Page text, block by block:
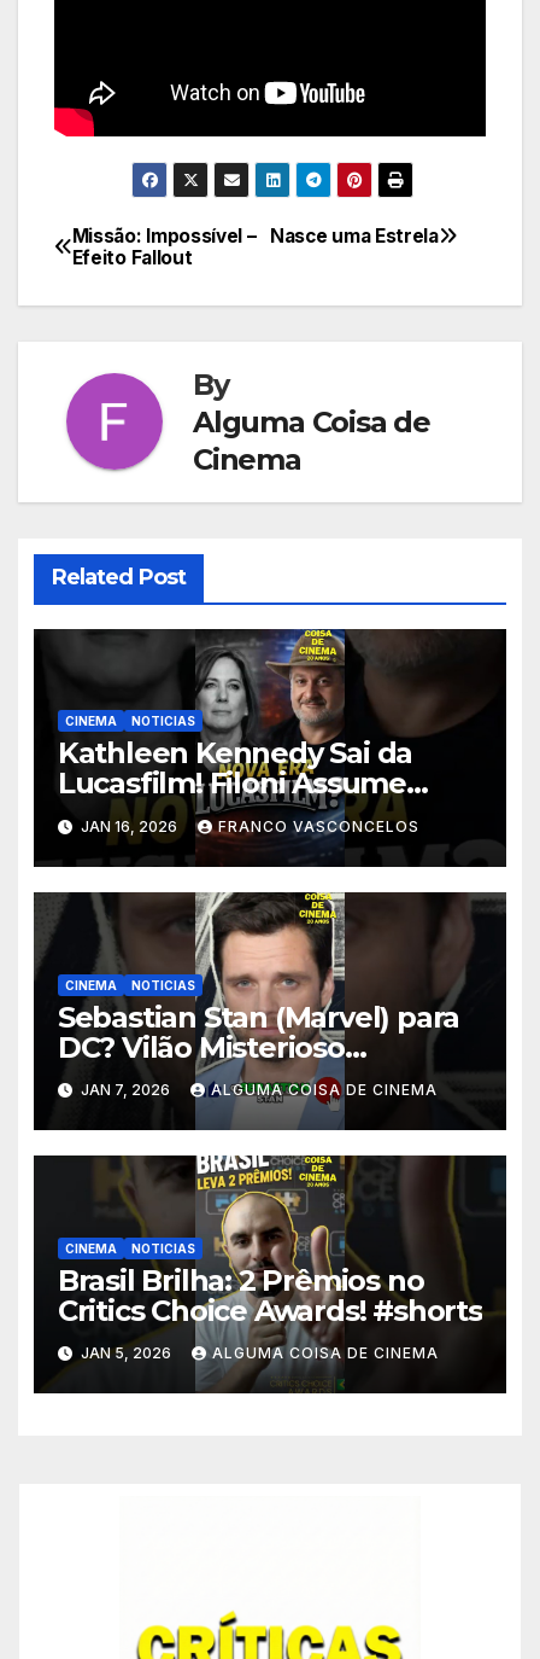
Navegação
de
Nasce uma Estrela
Missão: Impossível –
Efeito Fallout
By
Alguma Coisa de
Cinema
Related Post
CINEMA NOTICIAS
Kathleen Kennedy Sai da
Lucasfilm! Filoni Assume
STAR WARS! #shorts
JAN 16, 2026 FRANCO VASCONCELOS
CINEMA NOTICIAS
Sebastian Stan (Marvel) para
DC? Vilão Misterioso
Revelado! #shorts
JAN 7, 2026 ALGUMA COISA DE CINEMA
CINEMA NOTICIAS
Brasil Brilha: 2 Prêmios no
Critics Choice Awards! #shorts
JAN 5, 2026 ALGUMA COISA DE CINEMA